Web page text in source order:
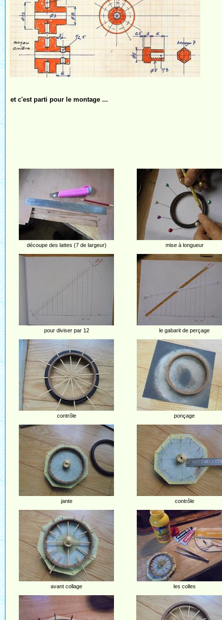
et c'est parti pour le montage ...
découpe des lattes (7 de largeur) mise à longueur
pour diviser par 12 le gabarit de perçage
contrôle ponçage
jante contrôle
avant collage les colles